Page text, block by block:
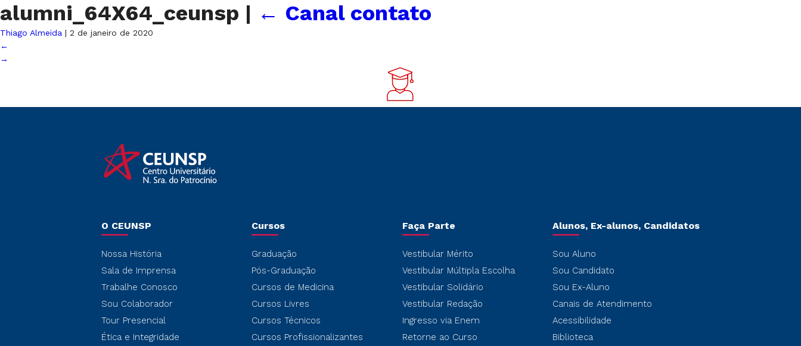
alumni_64X64_ceunsp | ← Canal contato
Thiago Almeida | 2 de janeiro de 2020
←
→
O CEUNSP
Nossa História
Sala de Imprensa
Trabalhe Conosco
Sou Colaborador
Tour Presencial
Ética e Integridade
Cursos
Graduação
Pós-Graduação
Cursos de Medicina
Cursos Livres
Cursos Técnicos
Cursos Profissionalizantes
Faça Parte
Vestibular Mérito
Vestibular Múltipla Escolha
Vestibular Solidário
Vestibular Redação
Ingresso via Enem
Retorne ao Curso
Alunos, Ex-alunos, Candidatos
Sou Aluno
Sou Candidato
Sou Ex-Aluno
Canais de Atendimento
Acessibilidade
Biblioteca